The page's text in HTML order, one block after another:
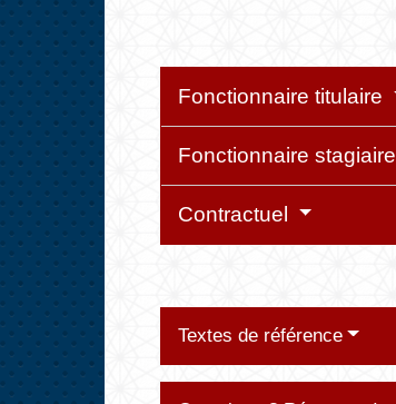
Fonctionnaire titulaire
Fonctionnaire stagiaire
Contractuel
Textes de référence